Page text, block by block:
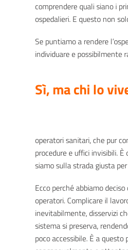
comprendere quali siano i
ospedalieri. E questo non
Se puntiamo a rendere
individuare e possibilmente
Sì, ma chi lo
operatori sanitari, che pur
procedure e uffici invisibili.
siamo sulla strada giusta
Ecco perché abbiamo
operatori. Complicare il
inevitabilmente, disservizi
sistema si preserva,
poco accessibile. È a